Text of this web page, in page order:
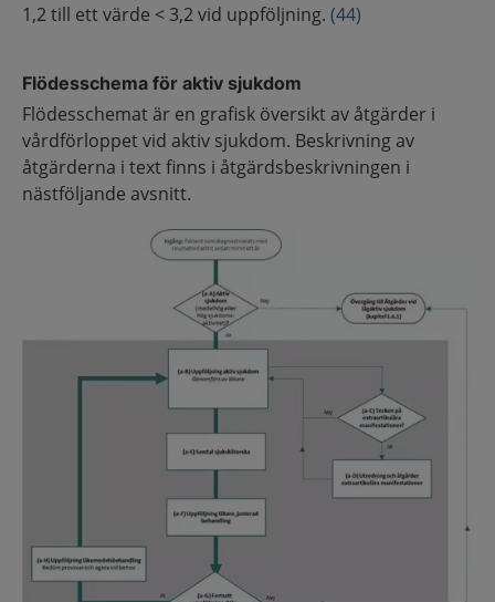
1,2 till ett värde < 3,2 vid uppföljning. (44)
Flödesschema för aktiv sjukdom
Flödesschemat är en grafisk översikt av åtgärder i
vårdförloppet vid aktiv sjukdom. Beskrivning av
åtgärderna i text finns i åtgärdsbeskrivningen i
nästföljande avsnitt.